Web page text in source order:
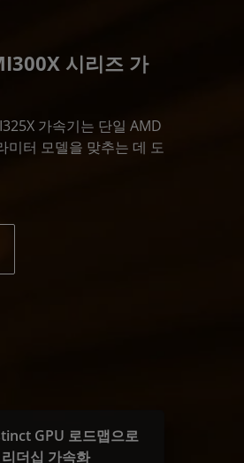
시리즈 가
가속기는 단일 AMD
터 모델을 맞추는 데 도
GPU 로드맵으로
더십 가속화